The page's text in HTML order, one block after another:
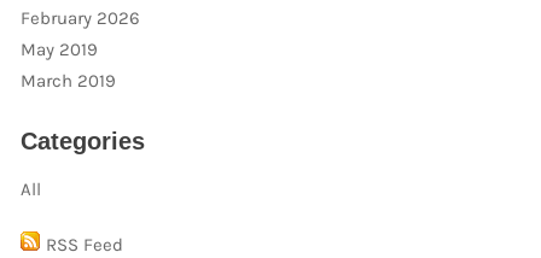
February 2026
May 2019
March 2019
Categories
All
RSS Feed